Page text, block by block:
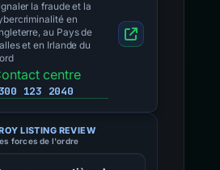
la fraude et la
en
au Pays de
et en Irlande du
centre
123 2040
LISTING REVIEW
forces de l'ordre